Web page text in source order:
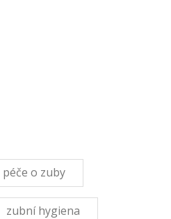
péče o zuby
zubní hygiena